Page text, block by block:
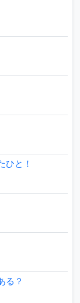
ひと！
る？